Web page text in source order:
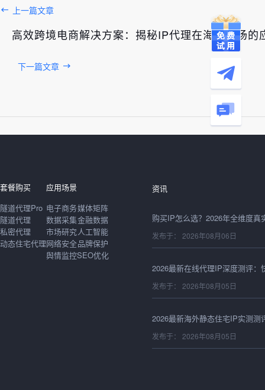
上一篇文章
高效跨境电商解决方案：揭秘IP代理在海外市场的
下一篇文章
套餐购买
隧道代理Pro
隧道代理
私密代理
动态住宅代理
应用场景
电子商务
数据采集
市场研究
网络安全
舆情监控
媒体矩阵
金融数据
人工智能
品牌保护
SEO优化
资讯
发布于： 2026年08月06日
发布于： 2026年08月06日
发布于： 2026年08月05日
发布于： 2026年08月05日